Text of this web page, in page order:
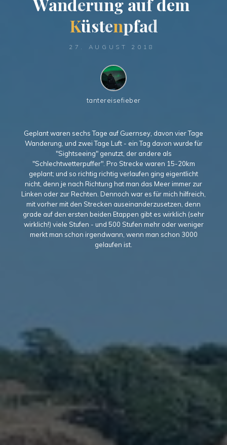
Küstenpf
fa
ad
27. AUGUST 2018
tantereisefieber
Geplant waren sechs Tage auf Guernsey, davon vier Tage
Wanderung, und zwei Tage Luft - ein Tag davon wurde für
"Sightseeing" genutzt, der andere als
"Schlechtwetterpuffer". Pro Strecke waren 15-20km
geplant; und so richtig richtig verlaufen ging eigentlicht
nicht, denn je nach Richtung hat man das Meer immer zur
Linken oder zur Rechten. Dennoch war es für mich hilfreich,
mit vorher mit den Strecken auseinanderzusetzen, denn
grade auf den ersten beiden Etappen gibt es wirklich (sehr
wirklich!) viele Stufen - und 500 Stufen mehr oder weniger
merkt man schon irgendwann, wenn man schon 3000
gelaufen ist.